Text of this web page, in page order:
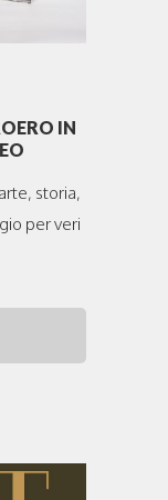
IN
storia,
per veri